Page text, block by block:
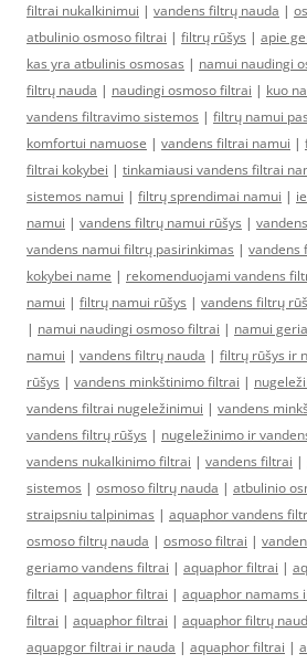
filtrai nukalkinimui | vandens filtrų nauda |
atbulinio osmoso filtrai | filtrų rūšys | apie
kas yra atbulinis osmosas | namui naudingi
filtrų nauda | naudingi osmoso filtrai | kuo
vandens filtravimo sistemos | filtrų namui
komfortui namuose | vandens filtrai namui |
filtrai kokybei | tinkamiausi vandens filtrai
sistemos namui | filtrų sprendimai namui |
namui | vandens filtrų namui rūšys |
vandens namui filtrų pasirinkimas | vandens
kokybei name | rekomenduojami vandens
namui | filtrų namui rūšys | vandens filtrų
| namui naudingi osmoso filtrai | namui
namui | vandens filtrų nauda | filtrų rūšys ir
rūšys | vandens minkštinimo filtrai |
vandens filtrai nugeležinimui | vandens
vandens filtrų rūšys | nugeležinimo ir
vandens nukalkinimo filtrai | vandens filtrai |
sistemos | osmoso filtrų nauda | atbulinio
straipsniu talpinimas | aquaphor vandens
osmoso filtrų nauda | osmoso filtrai |
geriamo vandens filtrai | aquaphor filtrai |
filtrai | aquaphor filtrai | aquaphor namams
filtrai | aquaphor filtrai | aquaphor filtrų
aquapgor filtrai ir nauda | aquaphor filtrai |